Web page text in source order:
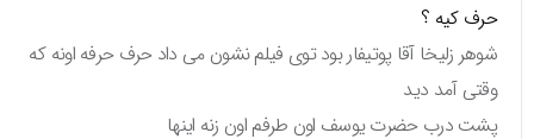
حرف کیه ؟
شوهر زلیخا آقا پوتیفار بود توی فیلم نشون می داد حرف حرفه اونه که
وقتی آمد دید
پشت درب حضرت یوسف اون طرفم اون زنه اینها